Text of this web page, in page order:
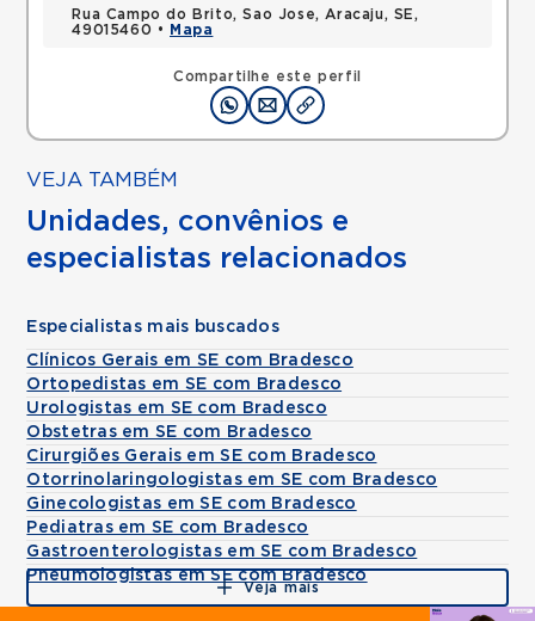
Compartilhe este perfil
Rua Campo do Brito, Sao Jose, Aracaju, SE,
49015460 •
Mapa
VEJA TAMBÉM
Unidades, convênios e
especialistas relacionados
Especialistas mais buscados
Clínicos Gerais em SE com Bradesco
Ortopedistas em SE com Bradesco
Urologistas em SE com Bradesco
Obstetras em SE com Bradesco
Cirurgiões Gerais em SE com Bradesco
Otorrinolaringologistas em SE com Bradesco
Ginecologistas em SE com Bradesco
Pediatras em SE com Bradesco
Gastroenterologistas em SE com Bradesco
Pneumologistas em SE com Bradesco
Veja mais